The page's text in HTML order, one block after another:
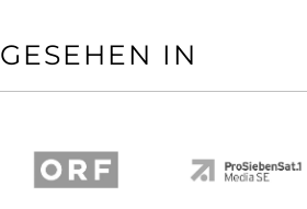
GESEHEN IN